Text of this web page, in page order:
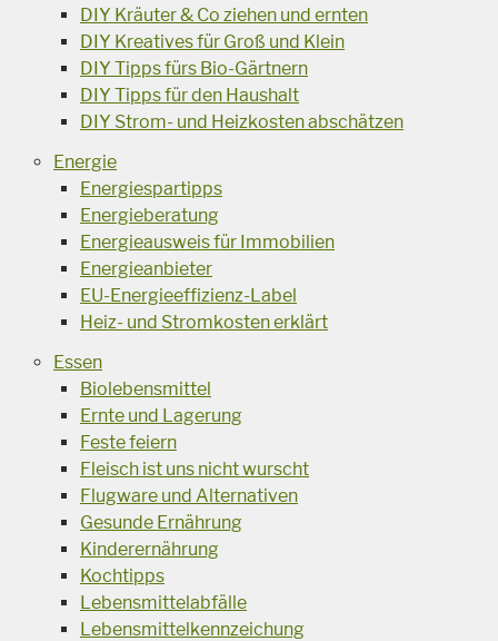
DIY Kräuter & Co ziehen und ernten
DIY Kreatives für Groß und Klein
DIY Tipps fürs Bio-Gärtnern
DIY Tipps für den Haushalt
DIY Strom- und Heizkosten abschätzen
Energie
Energiespartipps
Energieberatung
Energieausweis für Immobilien
Energieanbieter
EU-Energieeffizienz-Label
Heiz- und Stromkosten erklärt
Essen
Biolebensmittel
Ernte und Lagerung
Feste feiern
Fleisch ist uns nicht wurscht
Flugware und Alternativen
Gesunde Ernährung
Kinderernährung
Kochtipps
Lebensmittelabfälle
Lebensmittelkennzeichung